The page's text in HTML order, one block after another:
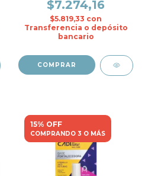
$7.274,16
$5.819,33 con
Transferencia o depósito
bancario
15% OFF
COMPRANDO 3 O MÁS